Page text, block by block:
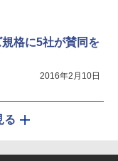
格に5社が賛同を
2016年2月10日
る